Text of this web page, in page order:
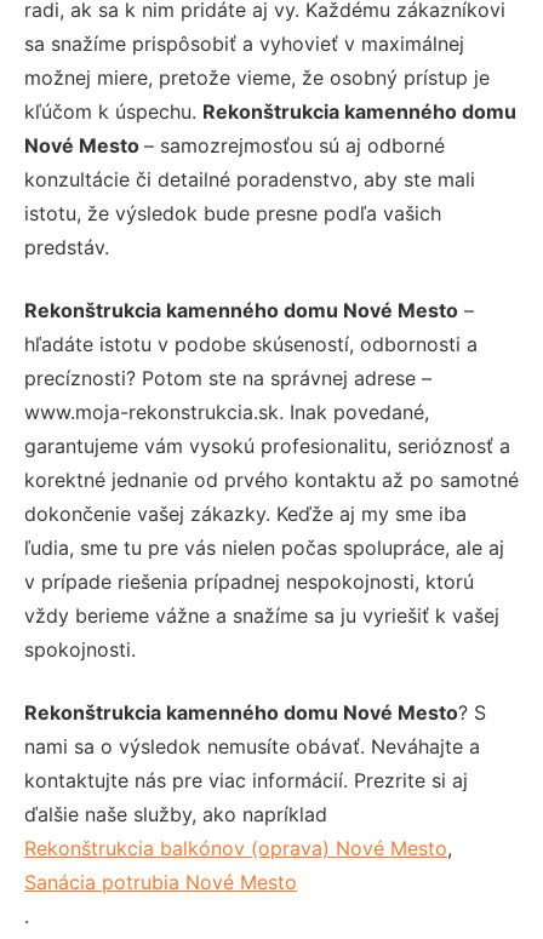
radi, ak sa k nim pridáte aj vy. Každému zákazníkovi
sa snažíme prispôsobiť a vyhovieť v maximálnej
možnej miere, pretože vieme, že osobný prístup je
kľúčom k úspechu. Rekonštrukcia kamenného domu
Nové Mesto – samozrejmosťou sú aj odborné
konzultácie či detailné poradenstvo, aby ste mali
istotu, že výsledok bude presne podľa vašich
predstáv.
Rekonštrukcia kamenného domu Nové Mesto –
hľadáte istotu v podobe skúseností, odbornosti a
precíznosti? Potom ste na správnej adrese –
www.moja-rekonstrukcia.sk. Inak povedané,
garantujeme vám vysokú profesionalitu, serióznosť a
korektné jednanie od prvého kontaktu až po samotné
dokončenie vašej zákazky. Keďže aj my sme iba
ľudia, sme tu pre vás nielen počas spolupráce, ale aj
v prípade riešenia prípadnej nespokojnosti, ktorú
vždy berieme vážne a snažíme sa ju vyriešiť k vašej
spokojnosti.
Rekonštrukcia kamenného domu Nové Mesto? S
nami sa o výsledok nemusíte obávať. Neváhajte a
kontaktujte nás pre viac informácií. Prezrite si aj
ďalšie naše služby, ako napríklad
Rekonštrukcia balkónov (oprava) Nové Mesto,
Sanácia potrubia Nové Mesto
.